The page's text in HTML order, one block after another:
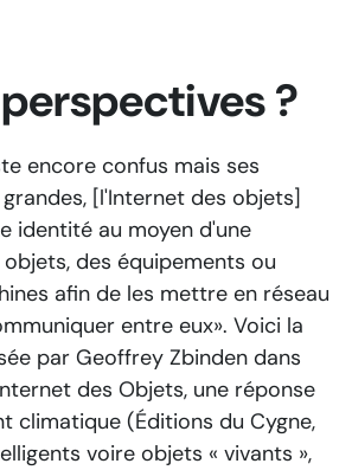
?
encore confus mais ses
[l'Internet des objets]
identité au moyen d'une
objets, des équipements ou
afin de les mettre en réseau
entre eux». Voici la
par Geoffrey Zbinden dans
des Objets, une réponse
climatique (Éditions du Cygne,
voire objets « vivants »,